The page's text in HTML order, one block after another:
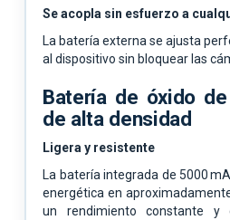
Se acopla sin esfuerzo a
La batería externa se ajusta
al dispositivo sin bloquear las
Batería de óxido
de alta densidad
Ligera y resistente
La batería integrada de 5000
energética en
un rendimiento constante y